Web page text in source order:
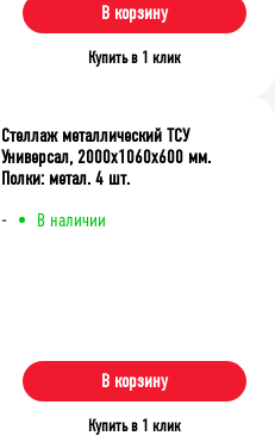
В корзину
Купить в 1 клик
- В наличии
Стеллаж металлический ТСУ
Универсал, 2000x1060x600 мм.
Полки: метал. 4 шт.
В корзину
Купить в 1 клик